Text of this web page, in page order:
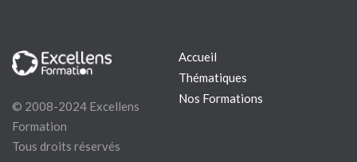
© 2008-2024 Excellens
Formation
Tous droits réservés
Accueil
Thématiques
Nos Formations